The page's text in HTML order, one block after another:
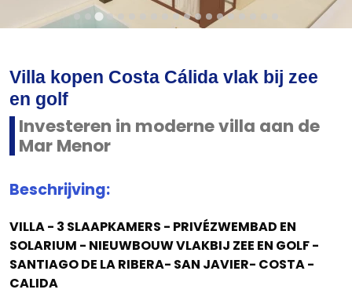
Villa kopen Costa Cálida vlak bij zee
en golf
Investeren in moderne villa aan de
Mar Menor
Beschrijving:
VILLA - 3 SLAAPKAMERS - PRIVÉZWEMBAD EN
SOLARIUM - NIEUWBOUW VLAKBIJ ZEE EN GOLF -
SANTIAGO DE LA RIBERA- SAN JAVIER- COSTA -
CALIDA